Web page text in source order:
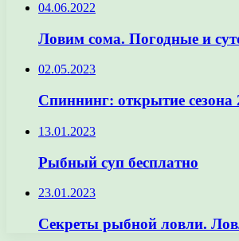
04.06.2022
Ловим сома. Погодные и
02.05.2023
Спиннинг: открытие сезона
13.01.2023
Рыбный суп бесплатно
23.01.2023
Секреты рыбной ловли.